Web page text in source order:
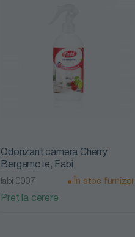
Odorizant camera Cherry
Bergamote, Fabi
fabi-0007 În stoc furnizor
Preț la cerere